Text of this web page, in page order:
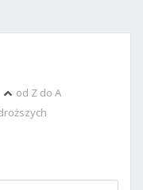
od Z do A